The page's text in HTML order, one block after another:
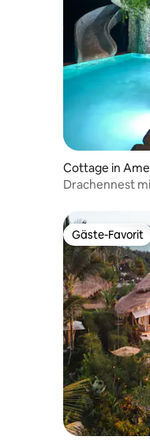
Cottage in
Drachennest
Gäste-Favorit
Gäste-Favorit